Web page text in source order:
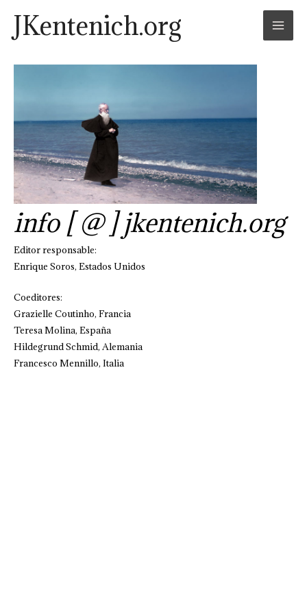
JKentenich.org
info [ @ ] jkentenich.org
Editor responsable:
Enrique Soros, Estados Unidos
Coeditores:
Grazielle Coutinho, Francia
Teresa Molina, España
Hildegrund Schmid, Alemania
Francesco Mennillo, Italia